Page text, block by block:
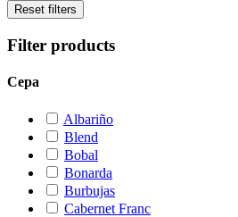
Reset filters
Filter products
Cepa
Albariño
Blend
Bobal
Bonarda
Burbujas
Cabernet Franc